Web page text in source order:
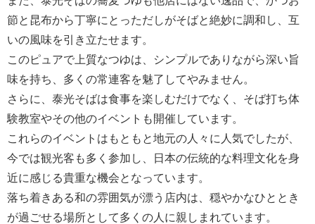
節と昆布から丁寧にとっただしがそばと絶妙に調和し、互
いの風味を引き立たせます。
このピュアで上質なつゆは、シンプルでありながら深い旨
味を持ち、多くの常連客を魅了してやみません。
さらに、泰光そばは食事を楽しむだけでなく、そば打ち体
験教室やその他のイベントも開催しています。
これらのイベントはもともと地元の人々に人気でしたが、
今では観光客も多く参加し、日本の伝統的な料理文化を身
近に感じる貴重な機会となっています。
落ち着きある和の雰囲気が漂う店内は、穏やかなひととき
が過ごせる場所として多くの人に親しまれています。